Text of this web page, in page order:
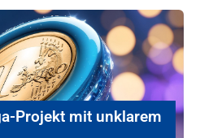
Projekt mit unklarem